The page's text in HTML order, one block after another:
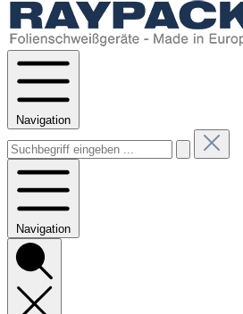
Navigation
Navigation